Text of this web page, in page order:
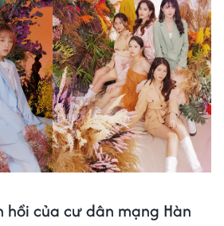
của cư dân mạng Hàn